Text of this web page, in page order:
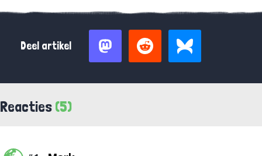
Deel artikel
Reacties (5)